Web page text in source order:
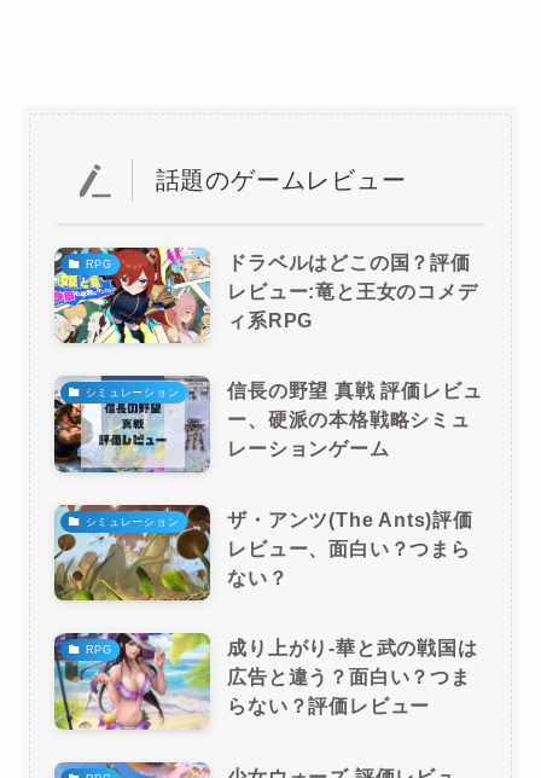
話題のゲームレビュー
RPG
ドラベルはどこの国？評価
レビュー:竜と王女のコメデ
ィ系RPG
シミュレーション
信長の野望 真戦 評価レビュ
ー、硬派の本格戦略シミュ
レーションゲーム
シミュレーション
ザ・アンツ(The Ants)評価
レビュー、面白い？つまら
ない？
RPG
成り上がり-華と武の戦国は
広告と違う？面白い？つま
らない？評価レビュー